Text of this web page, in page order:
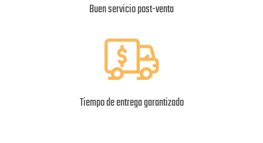
Buen servicio post-venta
Tiempo de entrega garantizado